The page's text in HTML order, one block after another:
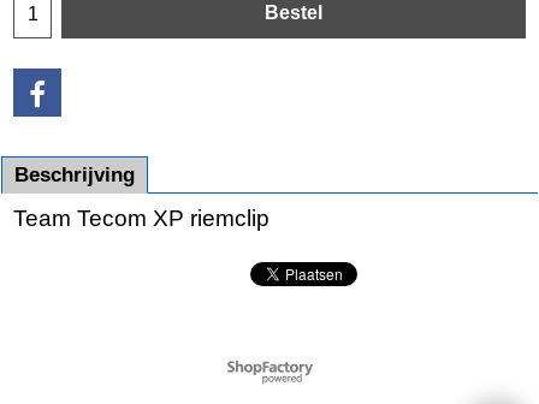
Bestel
Beschrijving
Team Tecom XP riemclip
Webwinkel gemaakt met
ShopFactory webwinkel